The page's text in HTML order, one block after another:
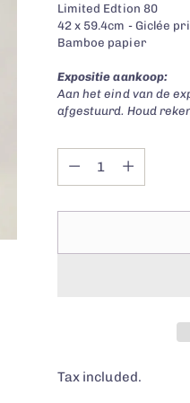
Limited Edtion 80
42 x 59.4cm - Giclée
Bamboe papier
Expositie aankoop:
Aan het eind van de
afgestuurd. Houd
Quantity
Quantity
Tax included.